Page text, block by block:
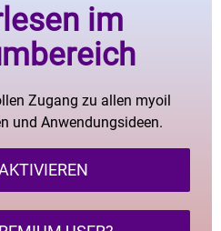
im
Zugang zu allen myoil
und Anwendungsideen.